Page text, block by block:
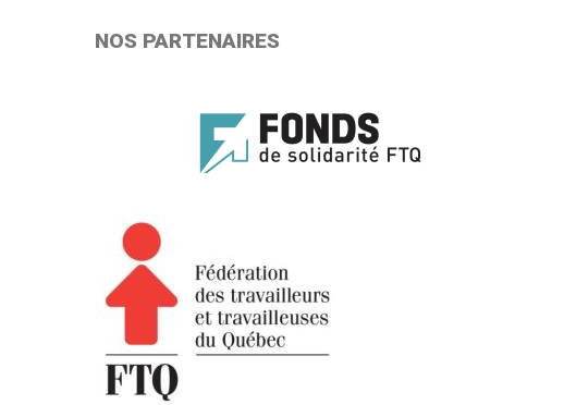
NOS PARTENAIRES